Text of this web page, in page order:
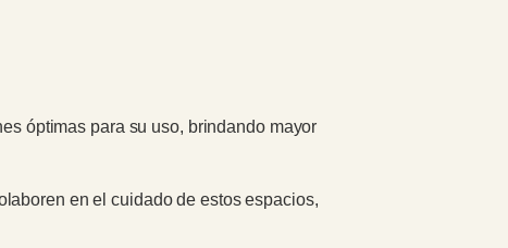
óptimas para su uso, brindando mayor
en el cuidado de estos espacios,